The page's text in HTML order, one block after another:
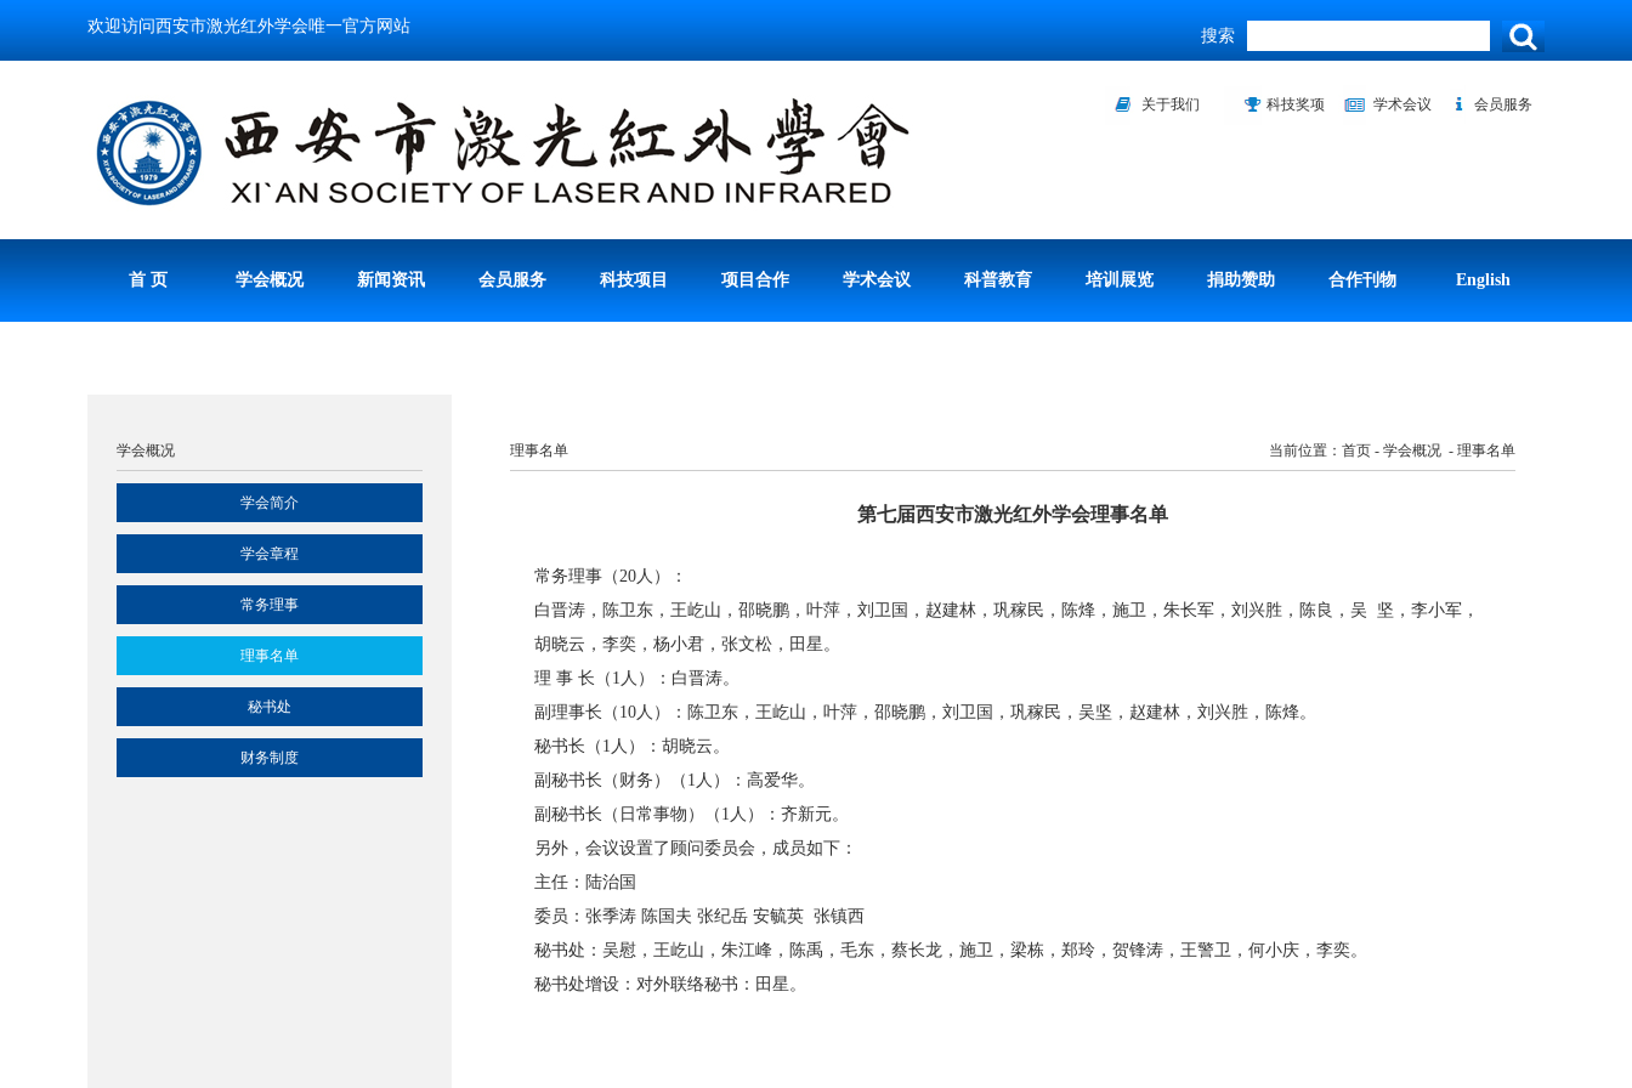
欢迎访问西安市激光红外学会唯一官方网站
搜索
关于我们 科技奖项 学术会议 会员服务
首 页 学会概况 新闻资讯 会员服务 科技项目 项目合作 学术会议 科普教育 培训展览 捐助赞助 合作刊物 English
学会概况
学会简介
学会章程
常务理事
理事名单
秘书处
财务制度
理事名单 当前位置：首页 - 学会概况 - 理事名单
第七届西安市激光红外学会理事名单
常务理事（20人）：
白晋涛，陈卫东，王屹山，邵晓鹏，叶萍，刘卫国，赵建林，巩稼民，陈烽，施卫，朱长军，刘兴胜，陈良，吴 坚，李小军，
胡晓云，李奕，杨小君，张文松，田星。
理 事 长（1人）：白晋涛。
副理事长（10人）：陈卫东，王屹山，叶萍，邵晓鹏，刘卫国，巩稼民，吴坚，赵建林，刘兴胜，陈烽。
秘书长（1人）：胡晓云。
副秘书长（财务）（1人）：高爱华。
副秘书长（日常事物）（1人）：齐新元。
另外，会议设置了顾问委员会，成员如下：
主任：陆治国
委员：张季涛 陈国夫 张纪岳 安毓英 张镇西
秘书处：吴慰，王屹山，朱江峰，陈禹，毛东，蔡长龙，施卫，梁栋，郑玲，贺锋涛，王警卫，何小庆，李奕。
秘书处增设：对外联络秘书：田星。